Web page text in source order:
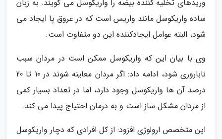
وریدهای تخلیه کننده بیضه را واریکوسل می گویند. به زبان
ساده واریکوسل مانند واریس است که در عروق پا ایجاد می
شود، البته عوامل ایجادکننده این دو متفاوت است.
وی با بیان این که واریکوسل ممکن است در مردان سبب
ناباروری شود، ادامه داد: اگر مردان معاینه شوند در 10 تا 20
درصد آن ها واریکوسل وجود دارد، اما در تعداد بسیار کمی
از مردان مشکل ساز است و به درمان احتیاج پیدا می کند.
این متخصص ارولوژی افزود: از کل افرادی که دچار واریکوسل